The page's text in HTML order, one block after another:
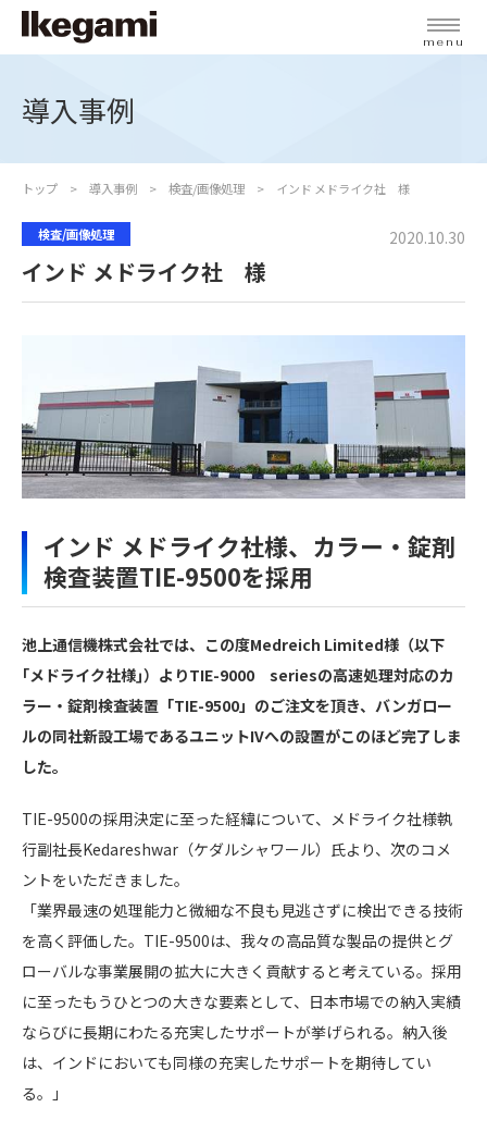
menu
導入事例
トップ 導入事例 検査/画像処理 インド メドライク社 様
検査/画像処理 2020.10.30
インド メドライク社 様
インド メドライク社様、カラー・錠剤
検査装置TIE-9500を採用
池上通信機株式会社では、この度Medreich Limited様（以下
｢メドライク社様｣）よりTIE-9000 seriesの高速処理対応のカ
ラー・錠剤検査装置「TIE-9500」のご注文を頂き、バンガロー
ルの同社新設工場であるユニットIVへの設置がこのほど完了しま
した。
TIE-9500の採用決定に至った経緯について、メドライク社様執
行副社長Kedareshwar（ケダルシャワール）氏より、次のコメ
ントをいただきました。
「業界最速の処理能力と微細な不良も見逃さずに検出できる技術
を高く評価した。TIE-9500は、我々の高品質な製品の提供とグ
ローバルな事業展開の拡大に大きく貢献すると考えている。採用
に至ったもうひとつの大きな要素として、日本市場での納入実績
ならびに長期にわたる充実したサポートが挙げられる。納入後
は、インドにおいても同様の充実したサポートを期待してい
る。」